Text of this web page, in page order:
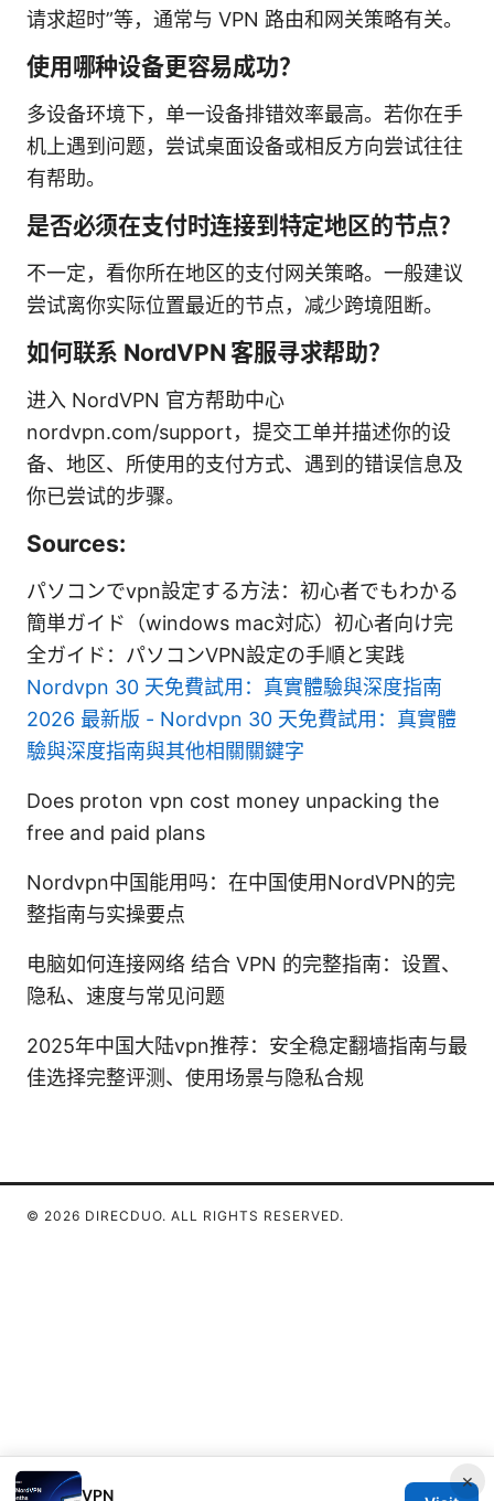
请求超时”等，通常与 VPN 路由和网关策略有关。
使用哪种设备更容易成功？
多设备环境下，单一设备排错效率最高。若你在手
机上遇到问题，尝试桌面设备或相反方向尝试往往
有帮助。
是否必须在支付时连接到特定地区的节点？
不一定，看你所在地区的支付网关策略。一般建议
尝试离你实际位置最近的节点，减少跨境阻断。
如何联系 NordVPN 客服寻求帮助？
进入 NordVPN 官方帮助中心
nordvpn.com/support，提交工单并描述你的设
备、地区、所使用的支付方式、遇到的错误信息及
你已尝试的步骤。
Sources:
パソコンでvpn設定する方法：初心者でもわかる
簡単ガイド（windows mac対応）初心者向け完
全ガイド：パソコンVPN設定の手順と実践
Nordvpn 30 天免費試用：真實體驗與深度指南
2026 最新版 - Nordvpn 30 天免費試用：真實體
驗與深度指南與其他相關關鍵字
Does proton vpn cost money unpacking the
free and paid plans
Nordvpn中国能用吗：在中国使用NordVPN的完
整指南与实操要点
电脑如何连接网络 结合 VPN 的完整指南：设置、
隐私、速度与常见问题
2025年中国大陆vpn推荐：安全稳定翻墙指南与最
佳选择完整评测、使用场景与隐私合规
×
VPN
© 2026 DIRECDUO. ALL RIGHTS RESERVED.